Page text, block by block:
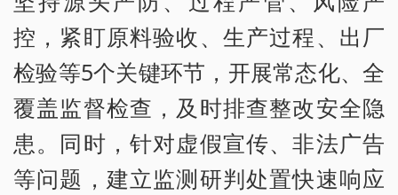
控，紧盯原料验收、生产过程、出厂
检验等5个关键环节，开展常态化、全
覆盖监督检查，及时排查整改安全隐
患。同时，针对虚假宣传、非法广告
等问题，建立监测研判处置快速响应